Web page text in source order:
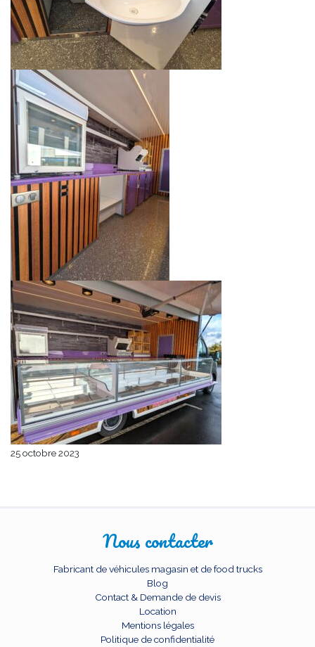
25 octobre 2023
Nous contacter
Fabricant de véhicules magasin et de food trucks
Blog
Contact & Demande de devis
Location
Mentions légales
Politique de confidentialité